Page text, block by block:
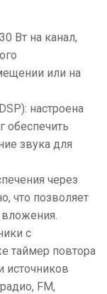
Вт на канал,
или на
настроена
обеспечить
звука для
через
что позволяет
с
таймер повтора
источников
FM,